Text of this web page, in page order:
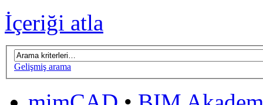
İçeriği atla
Gelişmiş arama